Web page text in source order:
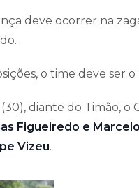
deve ocorrer na
o time deve
(30), diante do Timão,
Figueiredo e
Vizeu.